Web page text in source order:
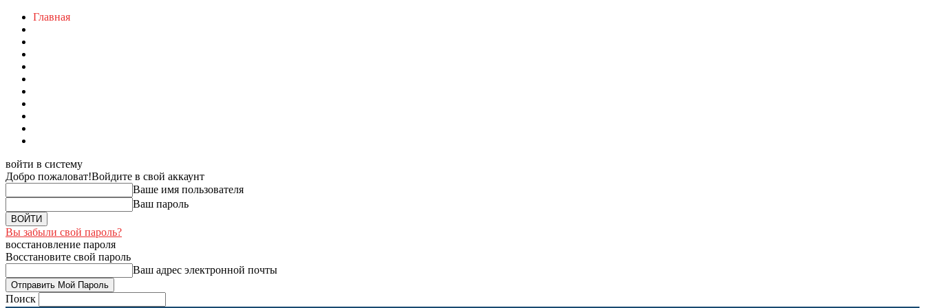
Главная
войти в систему
Добро пожаловат!Войдите в свой аккаунт
Ваше имя пользователя
Ваш пароль
Вы забыли свой пароль?
восстановление пароля
Восстановите свой пароль
Ваш адрес электронной почты
Поиск